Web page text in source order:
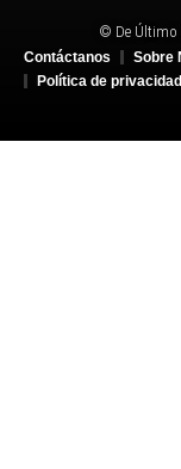
© De Último
Contáctanos
Sobre
Política de privacidad